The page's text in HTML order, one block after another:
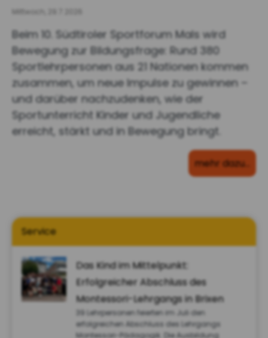
Mittwoch, 29.7.2026
Beim 10. Südtiroler Sportforum Mals wird
Bewegung zur Bildungsfrage: Rund 380
Sportlehrpersonen aus 21 Nationen kommen
zusammen, um neue Impulse zu gewinnen –
und darüber nachzudenken, wie der
Sportunterricht Kinder und Jugendliche
erreicht, stärkt und in Bewegung bringt.
mehr dazu…
Service
Das Kind im Mittelpunkt:
Erfolgreicher Abschluss des
Montessori-Lehrgangs in Brixen
39 Lehrpersonen feierten im Juli den
erfolgreichen Abschluss des Lehrgangs
Montessori-Pädagogik. Die Ausbildung